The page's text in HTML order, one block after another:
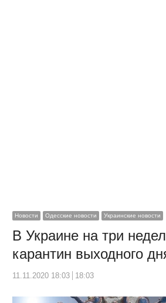
Новости Одесские новости Украинские новости
В Украине на три
карантин выходного
11.11.2020 18:03 18:03